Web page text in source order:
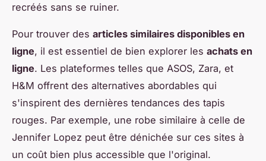
recréés sans se ruiner.
Pour trouver des articles similaires disponibles en
ligne, il est essentiel de bien explorer les achats en
ligne. Les plateformes telles que ASOS, Zara, et
H&M offrent des alternatives abordables qui
s'inspirent des dernières tendances des tapis
rouges. Par exemple, une robe similaire à celle de
Jennifer Lopez peut être dénichée sur ces sites à
un coût bien plus accessible que l'original.